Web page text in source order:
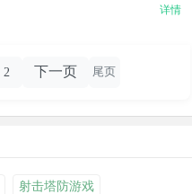
详情
2 下一页 尾页
射击塔防游戏